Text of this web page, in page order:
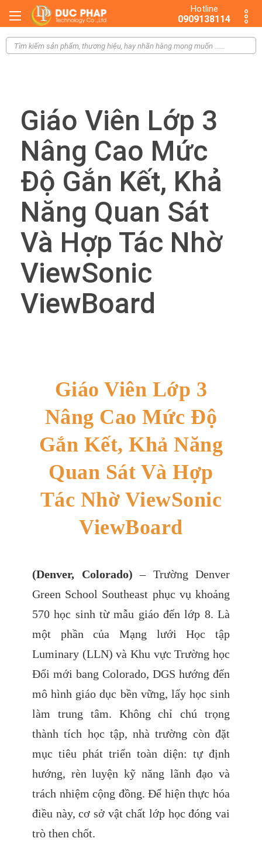
Hotline
0909138114
Giáo Viên Lớp 3
Nâng Cao Mức
Độ Gắn Kết, Khả
Năng Quan Sát
Và Hợp Tác Nhờ
ViewSonic
ViewBoard
Giáo Viên Lớp 3
Nâng Cao Mức Độ
Gắn Kết, Khả Năng
Quan Sát Và Hợp
Tác Nhờ ViewSonic
ViewBoard
(Denver, Colorado) – Trường Denver
Green School Southeast phục vụ khoảng
570 học sinh từ mẫu giáo đến lớp 8. Là
một phần của Mạng lưới Học tập
Luminary (LLN) và Khu vực Trường học
Đổi mới bang Colorado, DGS hướng đến
mô hình giáo dục bền vững, lấy học sinh
làm trung tâm. Không chỉ chú trọng
thành tích học tập, nhà trường còn đặt
mục tiêu phát triển toàn diện: tự định
hướng, rèn luyện kỹ năng lãnh đạo và
trách nhiệm cộng đồng. Để hiện thực hóa
điều này, cơ sở vật chất lớp học đóng vai
trò then chốt.